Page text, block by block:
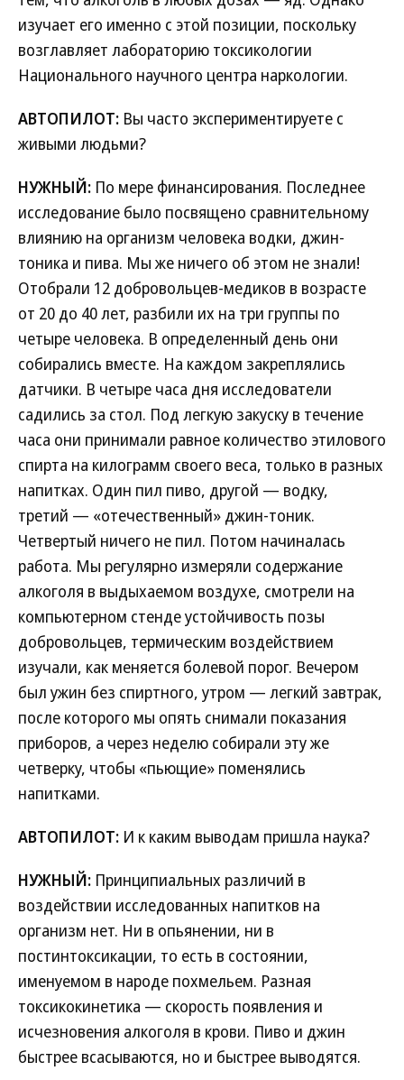
изучает его именно с этой позиции, поскольку
возглавляет лабораторию токсикологии
Национального научного центра наркологии.
АВТОПИЛОТ: Вы часто экспериментируете с
живыми людьми?
НУЖНЫЙ: По мере финансирования. Последнее
исследование было посвящено сравнительному
влиянию на организм человека водки, джин-
тоника и пива. Мы же ничего об этом не знали!
Отобрали 12 добровольцев-медиков в возрасте
от 20 до 40 лет, разбили их на три группы по
четыре человека. В определенный день они
собирались вместе. На каждом закреплялись
датчики. В четыре часа дня исследователи
садились за стол. Под легкую закуску в течение
часа они принимали равное количество этилового
спирта на килограмм своего веса, только в разных
напитках. Один пил пиво, другой — водку,
третий — «отечественный» джин-тоник.
Четвертый ничего не пил. Потом начиналась
работа. Мы регулярно измеряли содержание
алкоголя в выдыхаемом воздухе, смотрели на
компьютерном стенде устойчивость позы
добровольцев, термическим воздействием
изучали, как меняется болевой порог. Вечером
был ужин без спиртного, утром — легкий завтрак,
после которого мы опять снимали показания
приборов, а через неделю собирали эту же
четверку, чтобы «пьющие» поменялись
напитками.
АВТОПИЛОТ: И к каким выводам пришла наука?
НУЖНЫЙ: Принципиальных различий в
воздействии исследованных напитков на
организм нет. Ни в опьянении, ни в
постинтоксикации, то есть в состоянии,
именуемом в народе похмельем. Разная
токсикокинетика — скорость появления и
исчезновения алкоголя в крови. Пиво и джин
быстрее всасываются, но и быстрее выводятся.